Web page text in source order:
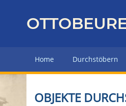
z
r
Home Durchstöbern
OBJEKTE